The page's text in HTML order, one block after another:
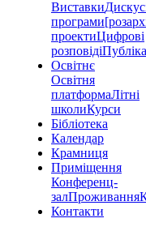
Виставки
програми
проектиЦифрові
розповіді
Освітнє
Освітня
платформаЛітні
школиКурси
Бібліотека
Календар
Крамниця
Приміщення
Конференц-
залПроживання
Контакти